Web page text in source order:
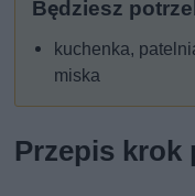
Będziesz
kuchenka,
miska
Przepis krok